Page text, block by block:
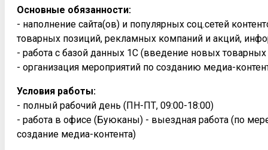
Основные обязанности:
- наполнение сайта(ов) и популярных соц.сетей
товарных позиций, рекламных компаний и акций,
- работа с базой данных 1С (введение новых
- организация мероприятий по созданию медиа-
Условия работы:
- полный рабочий день (ПН-ПТ, 09:00-18:00)
- работа в офисе (Буюканы) - выездная работа (по
создание медиа-контента)